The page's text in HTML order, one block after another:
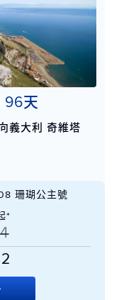
96天
義大利 奇維塔
珊瑚公主號
*